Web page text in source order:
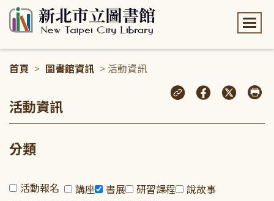
首頁 > 圖書館資訊 > 活動資訊
活動資訊
分類
活動報名 講座 書展 研習課程
說故事